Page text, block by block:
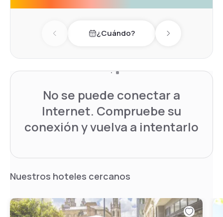
Previous day¿Cuándo? Next day
No se puede conectar a
Internet. Compruebe su
conexión y vuelva a intentarlo
Nuestros hoteles cercanos